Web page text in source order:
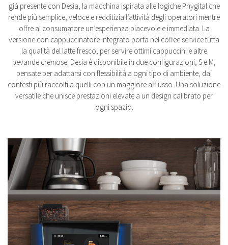
già presente con Desia, la macchina ispirata alle logiche Phygital che
rende più semplice, veloce e redditizia l’attività degli operatori mentre
offre al consumatore un’esperienza piacevole e immediata. La
versione con cappuccinatore integrato porta nel coffee service tutta
la qualità del latte fresco, per servire ottimi cappuccini e altre
bevande cremose. Desia è disponibile in due configurazioni, S e M,
pensate per adattarsi con flessibilità a ogni tipo di ambiente, dai
contesti più raccolti a quelli con un maggiore afflusso. Una soluzione
versatile che unisce prestazioni elevate a un design calibrato per
ogni spazio.